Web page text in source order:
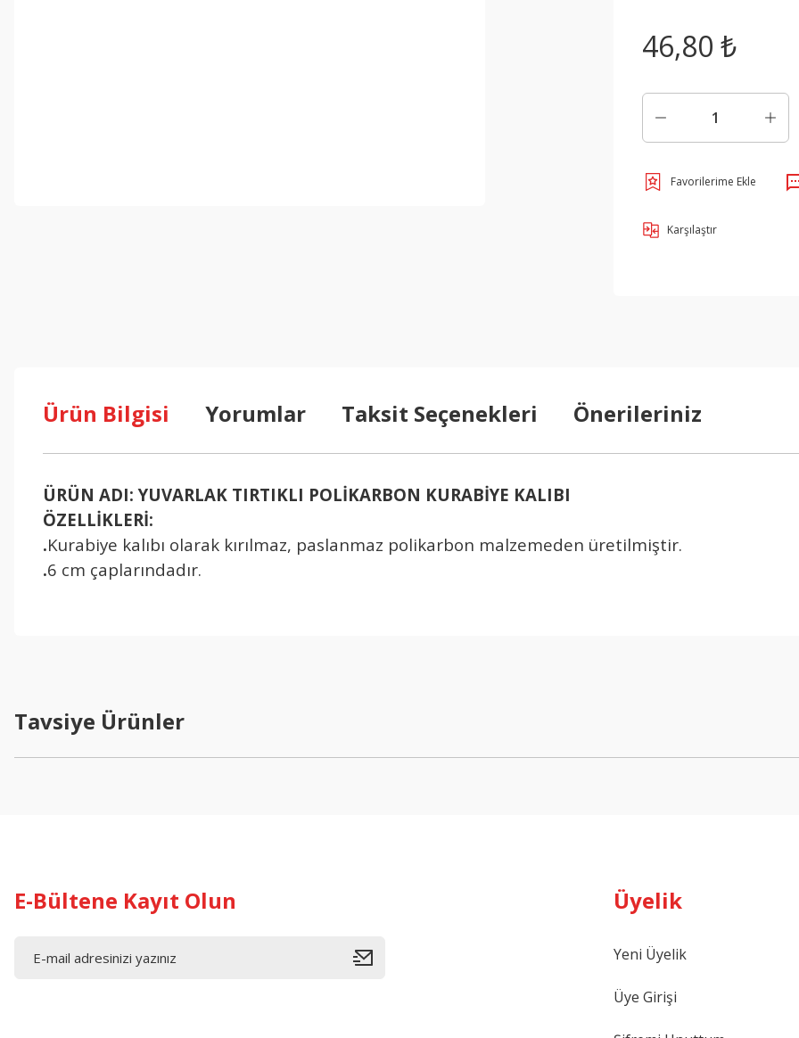
46,80 ₺
Karşılaştır
Ürün Bilgisi Yorumlar Taksit Seçenekleri Önerileriniz
ÜRÜN ADI: YUVARLAK TIRTIKLI POLİKARBON KURABİYE KALIBI
ÖZELLİKLERİ:
.Kurabiye kalıbı olarak kırılmaz, paslanmaz polikarbon malzemeden üretilmiştir.
.6 cm çaplarındadır.
Ürün bilgilerinde hatalar bulunuyor.
Ürün fiyatı diğer sitelerden daha pahalı.
Gönder
Tavsiye Ürünler
KURABİYE ÇUBUĞU 20CM
E-Bültene Kayıt Olun Üyelik
Yeni Üyelik
Üye Girişi